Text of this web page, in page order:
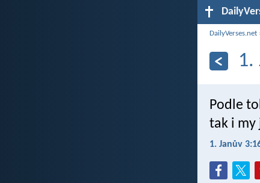
DailyVerses.net ›
1.
Podle
tak i my
1. Janův